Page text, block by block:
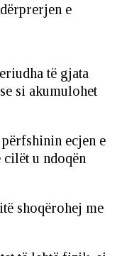
e
të gjata
si akumulohet
ecjen e
cilët u ndoqën
shoqërohej me